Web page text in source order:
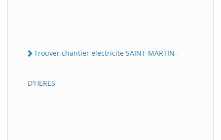
Trouver chantier electricite SAINT-MARTIN-
D'HERES